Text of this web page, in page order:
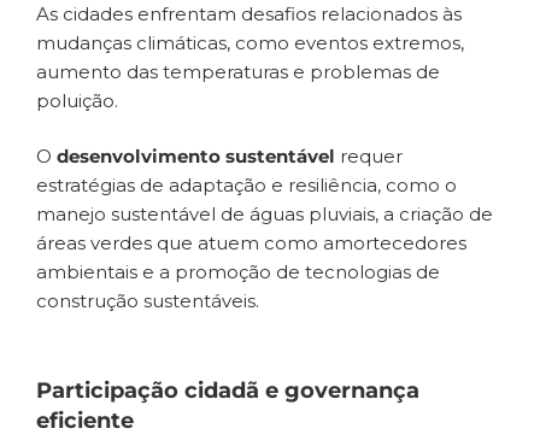
As cidades enfrentam desafios relacionados às
mudanças climáticas, como eventos extremos,
aumento das temperaturas e problemas de
poluição.
O desenvolvimento sustentável requer
estratégias de adaptação e resiliência, como o
manejo sustentável de águas pluviais, a criação de
áreas verdes que atuem como amortecedores
ambientais e a promoção de tecnologias de
construção sustentáveis.
Participação cidadã e governança
eficiente